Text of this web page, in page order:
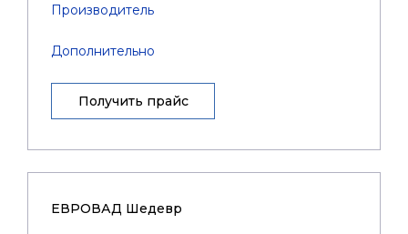
Производитель
Дополнительно
Получить прайс
ЕВРОВАД Шедевр